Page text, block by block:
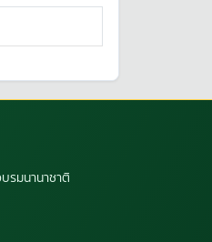
รมนานาชาติ